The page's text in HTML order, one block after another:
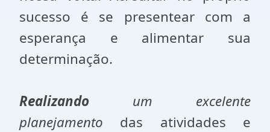
sucesso é se presentear com a
esperança e alimentar sua
determinação.
Realizando um excelente
planejamento das atividades e